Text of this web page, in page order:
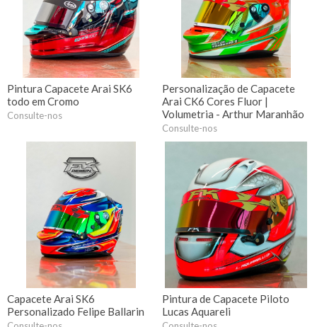
Pintura Capacete Arai SK6
todo em Cromo
Consulte-nos
Personalização de Capacete
Arai CK6 Cores Fluor |
Volumetria - Arthur Maranhão
Consulte-nos
Capacete Arai SK6
Personalizado Felipe Ballarin
Pintura de Capacete Piloto
Lucas Aquareli